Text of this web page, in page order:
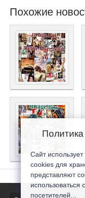
Похожие
Сайт
cookies для
представляют
посетителей...